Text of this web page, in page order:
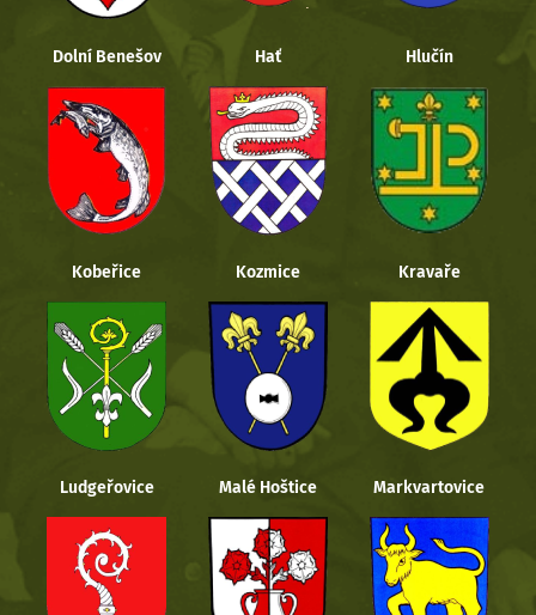
Dolní Benešov Hať Hlučín
Kobeřice Kozmice Kravaře
Ludgeřovice Malé Hoštice Markvartovice